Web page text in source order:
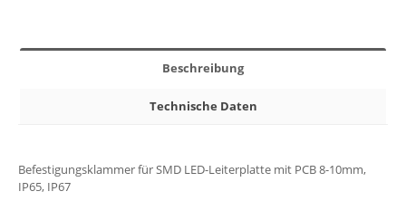
Beschreibung
Technische Daten
Befestigungsklammer für SMD LED-Leiterplatte mit PCB 8-10mm,
IP65, IP67